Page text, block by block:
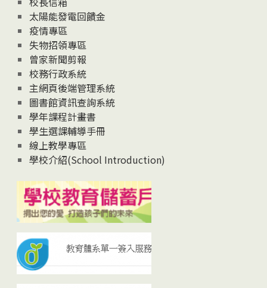
太陽能發電回饋金
疫情專區
失物招領專區
曾家新聞剪報
校務行政系統
主網頁後端管理系統
圖書館資訊查詢系統
學年課程計畫書
學生選課輔導手冊
線上教學專區
學校介紹(School Introduction)